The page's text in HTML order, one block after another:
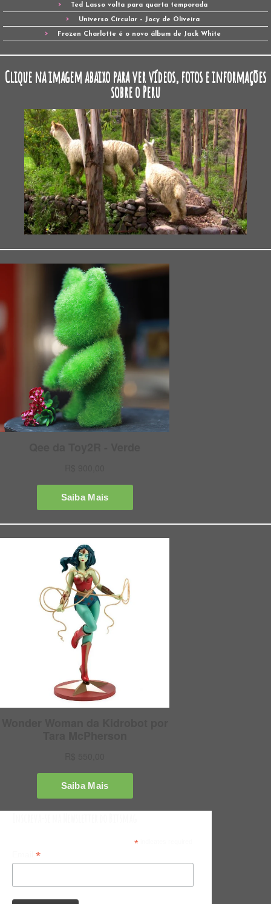
Ted Lasso volta para quarta temporada
Universo Circular – Jocy de Oliveira
Frozen Charlotte é o novo álbum de Jack White
Clique na imagem abaixo para ver vídeos, fotos e informações
sobre o Peru
*indicates required
*